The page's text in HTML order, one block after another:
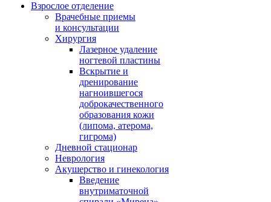
Взрослое отделение
Врачебные приемы
и консультации
Хирургия
Лазерное удаление
ногтевой пластины
Вскрытие и
дренирование
нагноившегося
доброкачественного
образования кожи
(липома, атерома,
гигрома)
Дневной стационар
Неврология
Акушерство и гинекология
Введение
внутриматочной